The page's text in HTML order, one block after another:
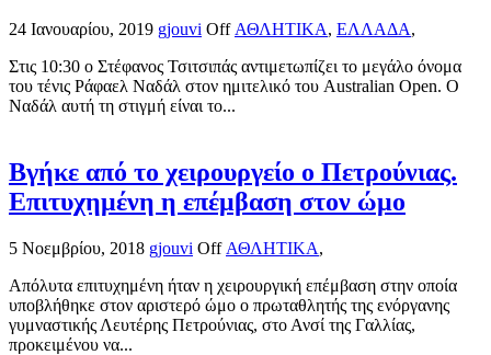
24 Ιανουαρίου, 2019 gjouvi Off ΑΘΛΗΤΙΚΑ, ΕΛΛΑΔΑ,
Στις 10:30 ο Στέφανος Τσιτσιπάς αντιμετωπίζει το μεγάλο όνομα
του τένις Ράφαελ Ναδάλ στον ημιτελικό του Australian Open. Ο
Ναδάλ αυτή τη στιγμή είναι το...
Βγήκε από το χειρουργείο ο Πετρούνιας.
Επιτυχημένη η επέμβαση στον ώμο
5 Νοεμβρίου, 2018 gjouvi Off ΑΘΛΗΤΙΚΑ,
Απόλυτα επιτυχημένη ήταν η χειρουργική επέμβαση στην οποία
υποβλήθηκε στον αριστερό ώμο ο πρωταθλητής της ενόργανης
γυμναστικής Λευτέρης Πετρούνιας, στο Ανσί της Γαλλίας,
προκειμένου να...